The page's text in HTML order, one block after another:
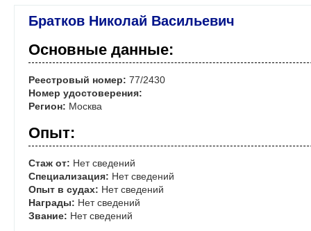
Братков Николай Васильевич
Основные данные:
Реестровый номер: 77/2430
Номер удостоверения:
Регион: Москва
Опыт:
Стаж от: Нет сведений
Специализация: Нет сведений
Опыт в судах: Нет сведений
Награды: Нет сведений
Звание: Нет сведений